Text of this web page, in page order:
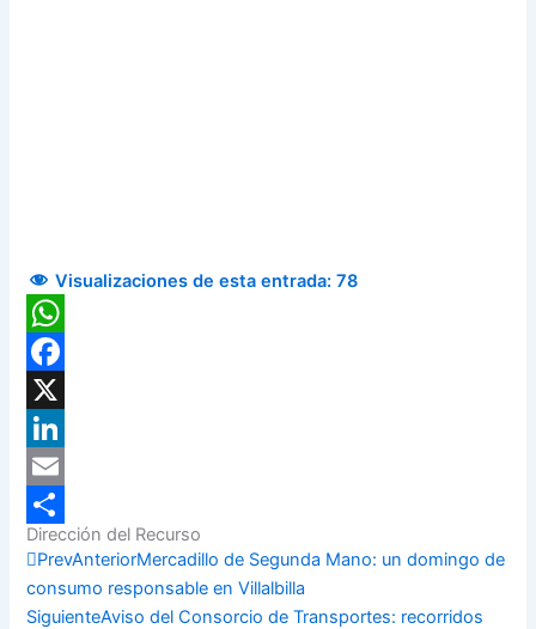
Visualizaciones de esta entrada: 78
WhatsApp
Facebook
X
LinkedIn
Email
Compartir
Dirección del Recurso
PrevAnteriorMercadillo de Segunda Mano: un domingo de
consumo responsable en Villalbilla
SiguienteAviso del Consorcio de Transportes: recorridos